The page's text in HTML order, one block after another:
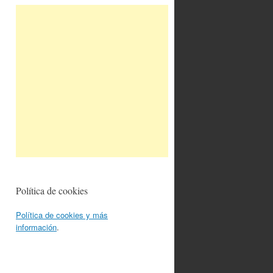
Política de cookies
Política de cookies y más
información.